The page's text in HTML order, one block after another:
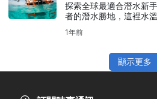
探索全球最適合潛水新
者的潛水勝地，這裡水
1年前
顯示更多